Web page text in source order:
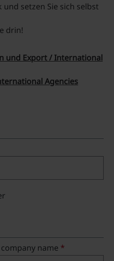
und setzen Sie sich selbst
drin!
und Export / International
Agencies
name *